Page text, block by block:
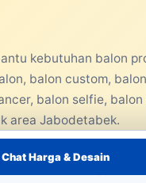
Chat Harga & Desain
kebutuhan balon
balon custom,
balon selfie, balon
area Jabodetabek.